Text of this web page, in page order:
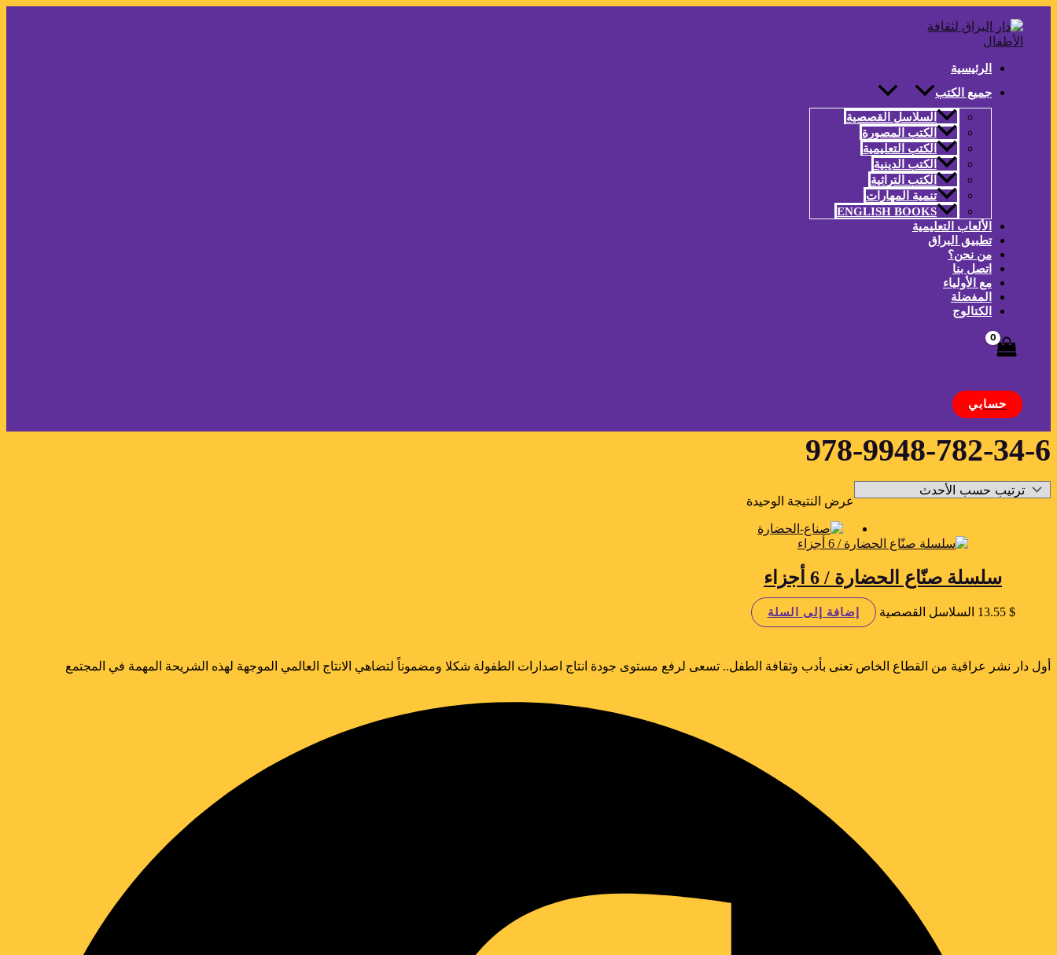
تخطي
المحتوى
الرئيسية
جميع الكتب
السلاسل القصصية
الكتب المصورة
الكتب التعليمية
الكتب الدينية
الكتب التراثية
تنمية المهارات
ENGLISH BOOKS
الألعاب التعليمية
تطبيق البراق
من نحن؟
اتصل بنا
مع الأولياء
المفضلة
الكتالوج
حسابي
978-9948-782-34-6
عرض النتيجة الوحيدة
سلسلة صنّاع الحضارة / 6 أجزاء
$
13.55 السلاسل القصصية إضافة إلى السلة
أول دار نشر عراقية من القطاع الخاص تعنى بأدب وثقافة الطفل.. تسعى لرفع مستوى جودة انتاج اصدارات الطفولة شكلا ومضموناً لتضاهي الانتاج العالمي الموجهة لهذه الشريحة المهمة في المجتمع